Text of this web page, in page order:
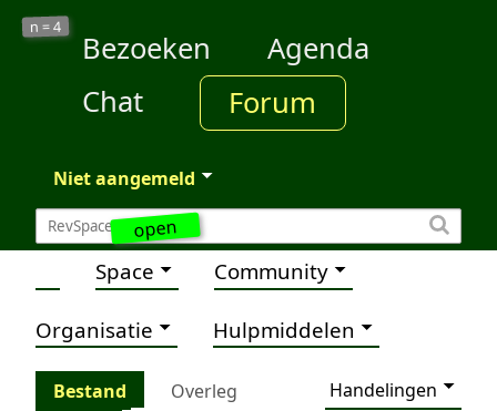
open
n =4
Bezoeken
Agenda
Chat
Forum
Niet aangemeld
Space Community
Organisatie Hulpmiddelen
Bestand Overleg
Handelingen